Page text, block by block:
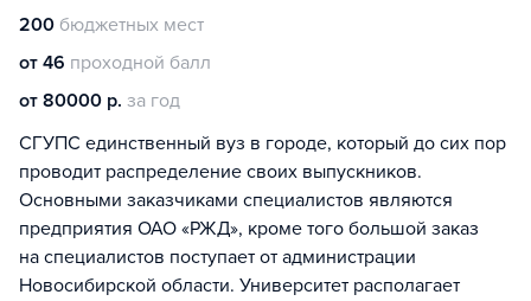
200 бюджетных мест
от 46 проходной балл
от 80000 р. за год
СГУПС единственный вуз в городе, который до сих пор
проводит распределение своих выпускников.
Основными заказчиками специалистов являются
предприятия ОАО «РЖД», кроме того большой заказ
на специалистов поступает от администрации
Новосибирской области. Университет располагает